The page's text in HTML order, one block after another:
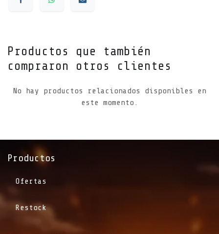
Productos que también
compraron otros clientes
No hay productos relacionados disponibles en
este momento.
Productos
Ofertas
Restock